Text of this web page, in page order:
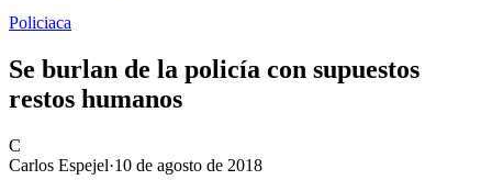
Policiaca
Se burlan de la policía con supuestos
restos humanos
C
Carlos Espejel·10 de agosto de 2018